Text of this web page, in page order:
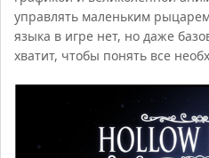
управлять маленьким
языка в игре нет, но даже
хватит, чтобы понять все